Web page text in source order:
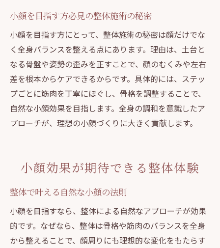
小顔を目指す方必見の整体施術の秘密
小顔を目指す方にとって、整体施術の秘密は顔だけでな
く全身バランスを整える点にあります。理由は、土台と
なる骨盤や姿勢の歪みを正すことで、顔のむくみや左右
差を根本からケアできるからです。具体的には、ステッ
プごとに筋肉を丁寧にほぐし、骨格を調整することで、
自然な小顔効果を目指します。全身の調和を意識したア
プローチが、理想の小顔づくりに大きく貢献します。
小顔効果が期待できる整体体験
整体で叶える自然な小顔の法則
小顔を目指すなら、整体による自然なアプローチが効果
的です。なぜなら、整体は骨格や筋肉のバランスを全身
から整えることで、顔周りにも理想的な変化をもたらす